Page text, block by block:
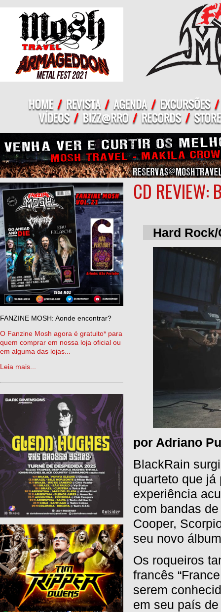
FANZINE MOSH: Aonde encontrar?
O Fanzine Mosh agora é gratuito* para
quem comprar em nossa loja oficial ou
em alguma das lojas...
Leia mais...
CD REVIEW:
Hard
por Adriano
BlackRain
quarteto que
experiência
com bandas
Cooper,
seu novo
Os roqueiros
francês
serem
em seu país